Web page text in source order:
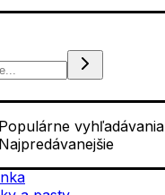
Populárne vyhľadávania
Najpredávanejšie